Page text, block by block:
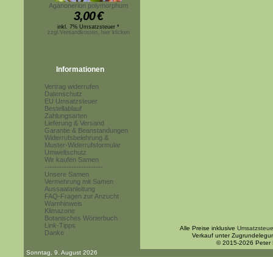
Aganonerion polymorphum
3,00€
inkl. 7% Umsatzsteuer *
zzgl.Versandkosten, hier klicken
Informationen
Vertrag widerrufen
Datenschutz
EU Umsatzsteuer
Bestellablauf
Zahlungsarten
Lieferung & Versand
Garantie & Beanstandungen
Widerrufsbelehrung &
Muster-Widerrufsformular
Umweltschutz
Wir kaufen Samen
------------------------
Unsere Samen
Vermehrung mit Samen
Aussaatanleitung
FAQ-Fragen zur Anzucht
Warnhinweis
Klimazone
Botanisches Wörterbuch
Link-Tipps
Danke
Alle Preise inklusive
Verkauf unter
© 2015-2026 Peter
Sonntag, 9. August 2026